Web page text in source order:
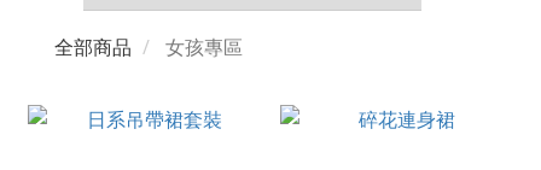
全部商品 女孩專區